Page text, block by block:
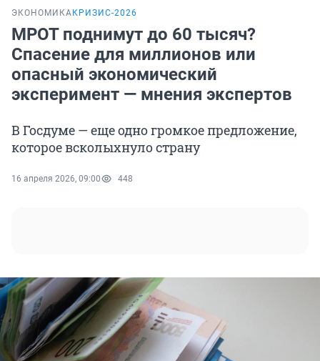
ЭКОНОМИКА КРИЗИС-2026
МРОТ поднимут до 60 тысяч?
Спасение для миллионов или
опасный экономический
эксперимент — мнения экспертов
В Госдуме — еще одно громкое предложение,
которое всколыхнуло страну
16 апреля 2026, 09:00 448